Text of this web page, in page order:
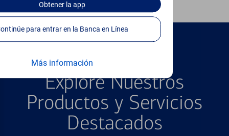
Obtenerla app
Continúe para entrar en la Banca en Línea
Más informaciónPRODUCTOS DESTACADOS
Explore Nuestros
Productos y Servicios
Destacados